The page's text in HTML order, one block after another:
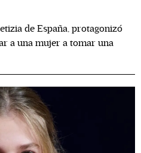
de España, protagonizó
a una mujer a tomar una